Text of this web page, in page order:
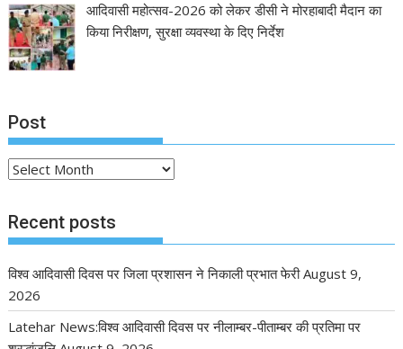
आदिवासी महोत्सव-2026 को लेकर डीसी ने मोरहाबादी मैदान का
किया निरीक्षण, सुरक्षा व्यवस्था के दिए निर्देश
Post
Post
Recent posts
विश्व आदिवासी दिवस पर जिला प्रशासन ने निकाली प्रभात फेरी August 9,
2026
Latehar News:विश्व आदिवासी दिवस पर नीलाम्बर-पीताम्बर की प्रतिमा पर